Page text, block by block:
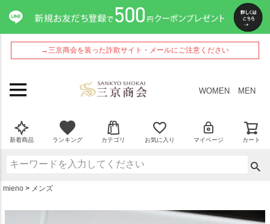
→三京商会を装った詐欺サイト・メールにご注意ください
WOMEN MEN
新着商品 ランキング カテゴリ お気に入り マイページ カート
mieno メンズ
ペー
ジト
ップ
へ